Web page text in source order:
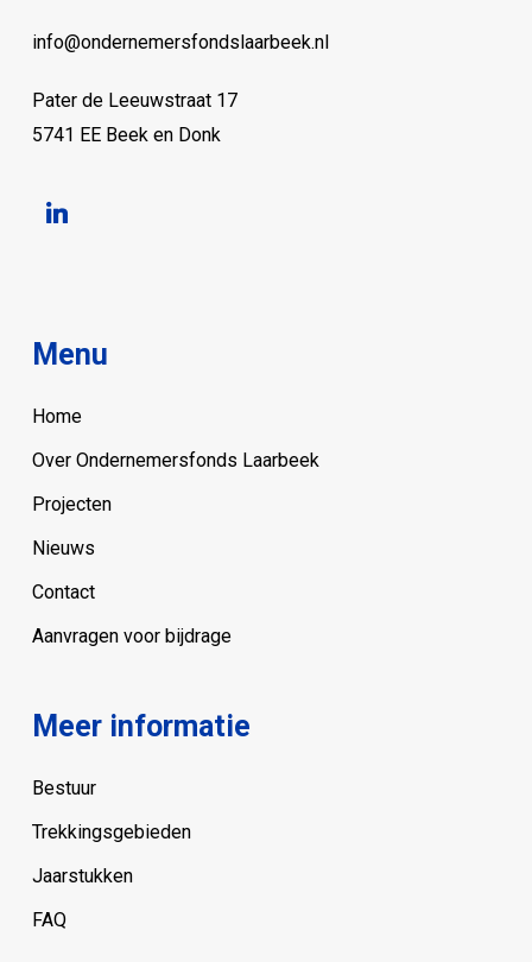
info@ondernemersfondslaarbeek.nl
Pater de Leeuwstraat 17
5741 EE Beek en Donk
linkedin
Menu
Home
Over Ondernemersfonds Laarbeek
Projecten
Nieuws
Contact
Aanvragen voor bijdrage
Meer informatie
Bestuur
Trekkingsgebieden
Jaarstukken
FAQ